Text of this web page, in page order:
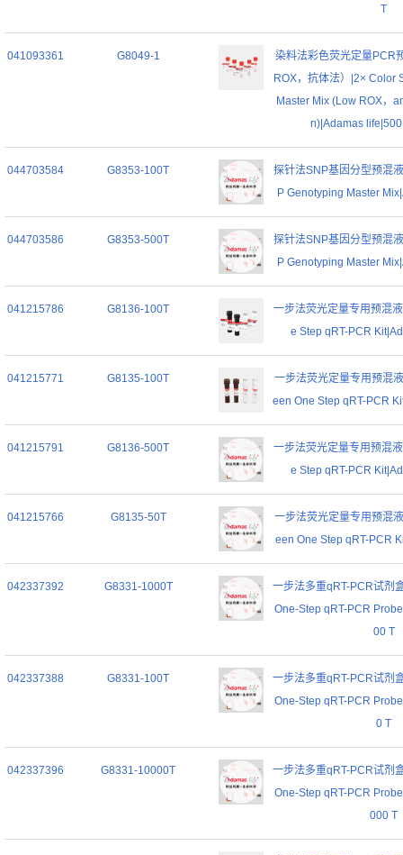
T
041093361 G8049-1
染料法彩色荧光定量PCR
ROX，抗体法）|2× Color
Master Mix (Low ROX，
n)|Adamas
044703584 G8353-100T
探针法SNP基因分型预混
P Genotyping Master
044703586 G8353-500T
探针法SNP基因分型预混
P Genotyping Master
041215786 G8136-100T
一步法荧光定量专用预混
e Step qRT-PCR
041215771 G8135-100T
一步法荧光定量专用预混
een One Step qRT-PCR
041215791 G8136-500T
一步法荧光定量专用预混
e Step qRT-PCR
041215766 G8135-50T
一步法荧光定量专用预混
een One Step qRT-PCR
042337392 G8331-1000T
一步法多重qRT-PCR试剂
One-Step qRT-PCR
00 T
042337388 G8331-100T
一步法多重qRT-PCR试剂
One-Step qRT-PCR
0 T
042337396 G8331-10000T
一步法多重qRT-PCR试剂
One-Step qRT-PCR
000 T